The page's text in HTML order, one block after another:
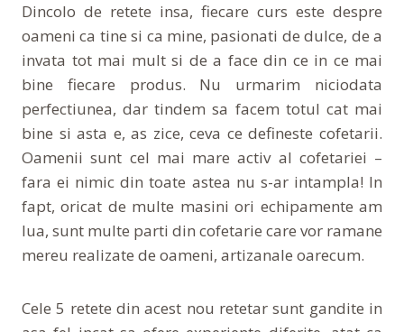
Dincolo de retete insa, fiecare curs este despre
oameni ca tine si ca mine, pasionati de dulce, de a
invata tot mai mult si de a face din ce in ce mai
bine fiecare produs. Nu urmarim niciodata
perfectiunea, dar tindem sa facem totul cat mai
bine si asta e, as zice, ceva ce defineste cofetarii.
Oamenii sunt cel mai mare activ al cofetariei –
fara ei nimic din toate astea nu s-ar intampla! In
fapt, oricat de multe masini ori echipamente am
lua, sunt multe parti din cofetarie care vor ramane
mereu realizate de oameni, artizanale oarecum.
Cele 5 retete din acest nou retetar sunt gandite in